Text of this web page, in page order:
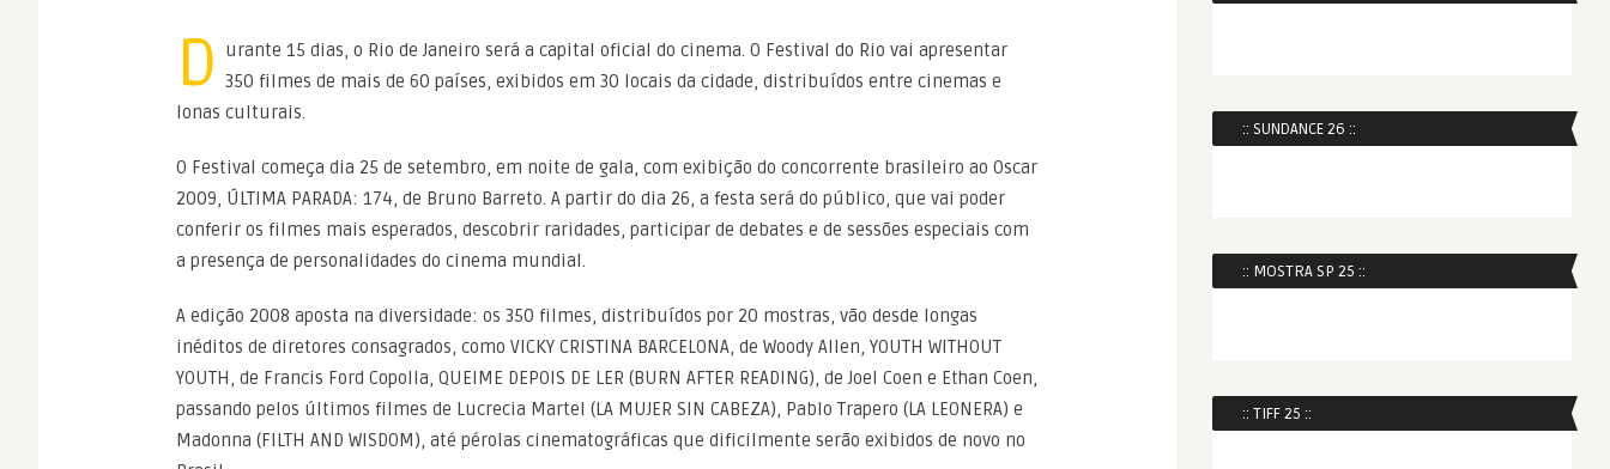
D
urante 15 dias, o Rio de Janeiro será a capital oficial do cinema. O Festival do Rio vai apresentar
350 filmes de mais de 60 países, exibidos em 30 locais da cidade, distribuídos entre cinemas e
lonas culturais.
O Festival começa dia 25 de setembro, em noite de gala, com exibição do concorrente brasileiro ao Oscar
2009, ÚLTIMA PARADA: 174, de Bruno Barreto. A partir do dia 26, a festa será do público, que vai poder
conferir os filmes mais esperados, descobrir raridades, participar de debates e de sessões especiais com
a presença de personalidades do cinema mundial.
A edição 2008 aposta na diversidade: os 350 filmes, distribuídos por 20 mostras, vão desde longas
inéditos de diretores consagrados, como VICKY CRISTINA BARCELONA, de Woody Allen, YOUTH WITHOUT
YOUTH, de Francis Ford Copolla, QUEIME DEPOIS DE LER (BURN AFTER READING), de Joel Coen e Ethan Coen,
passando pelos últimos filmes de Lucrecia Martel (LA MUJER SIN CABEZA), Pablo Trapero (LA LEONERA) e
Madonna (FILTH AND WISDOM), até pérolas cinematográficas que dificilmente serão exibidos de novo no
:: SUNDANCE 26 ::
:: MOSTRA SP 25 ::
:: TIFF 25 ::